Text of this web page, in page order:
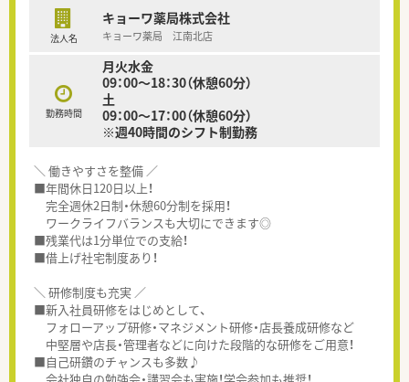
法人名
キョーワ薬局株式会社
キョーワ薬局 江南北店
勤務時間
月火水金
09：00～18：30（休憩60分）
土
09：00～17：00（休憩60分）
※週40時間のシフト制勤務
＼ 働きやすさを整備 ／
■年間休日120日以上！
完全週休2日制・休憩60分制を採用！
ワークライフバランスも大切にできます◎
■残業代は1分単位での支給！
■借上げ社宅制度あり！
＼ 研修制度も充実 ／
■新入社員研修をはじめとして、
フォローアップ研修・マネジメント研修・店長養成研修など
中堅層や店長・管理者などに向けた段階的な研修をご用意！
■自己研鑽のチャンスも多数♪